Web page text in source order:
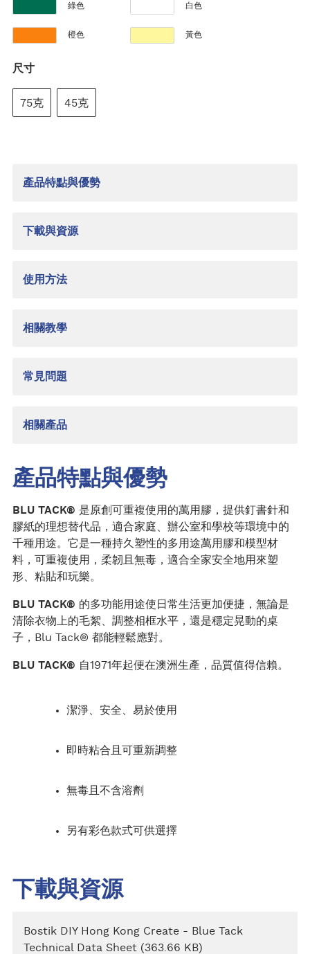
綠色 白色
橙色 黃色
尺寸
75克 45克
產品特點與優勢
下載與資源
使用方法
相關教學
常見問題
相關產品
產品特點與優勢
BLU TACK® 是原創可重複使用的萬用膠，提供釘書針和
膠紙的理想替代品，適合家庭、辦公室和學校等環境中的
千種用途。它是一種持久塑性的多用途萬用膠和模型材
料，可重複使用，柔韌且無毒，適合全家安全地用來塑
形、粘貼和玩樂。
BLU TACK® 的多功能用途使日常生活更加便捷，無論是
清除衣物上的毛絮、調整相框水平，還是穩定晃動的桌
子，Blu Tack® 都能輕鬆應對。
BLU TACK® 自1971年起便在澳洲生產，品質值得信賴。
潔淨、安全、易於使用
即時粘合且可重新調整
無毒且不含溶劑
另有彩色款式可供選擇
下載與資源
Bostik DIY Hong Kong Create - Blue Tack
Technical Data Sheet (363.66 KB)